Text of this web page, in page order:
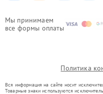
Мы принимаем
все формы оплаты
Политика
Вся информация на сайте носит
Товарные знаки используются